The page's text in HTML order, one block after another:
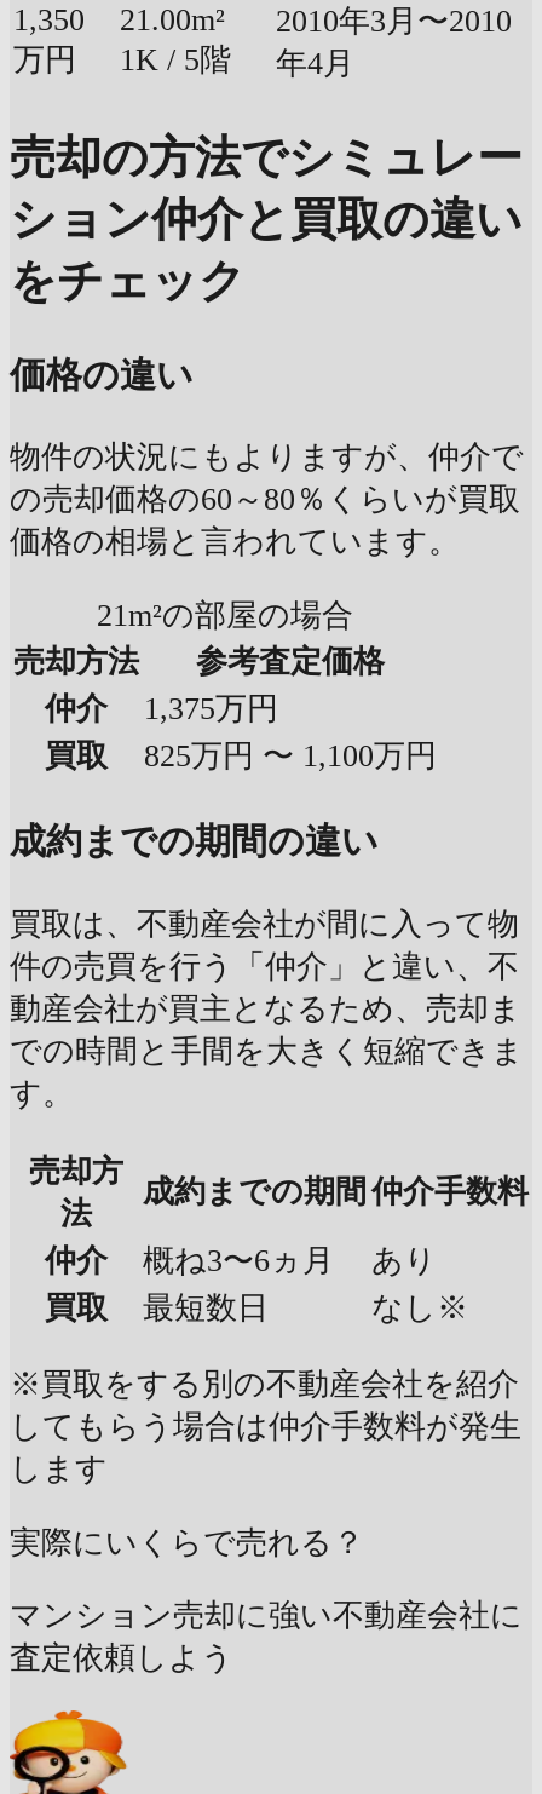
1,350
万円
21.00m²
1K / 5階
2010年3月〜2010
年4月
売却の方法でシミュレー
ション仲介と買取の違い
をチェック
価格の違い
物件の状況にもよりますが、仲介で
の売却価格の60～80％くらいが買取
価格の相場と言われています。
21m²の部屋の場合
売却方法
参考査定価格
仲介
1,375万円
買取
825万円 〜 1,100万円
成約までの期間の違い
買取は、不動産会社が間に入って物
件の売買を行う「仲介」と違い、不
動産会社が買主となるため、売却ま
での時間と手間を大きく短縮できま
す。
売却方
法
成約までの期間 仲介手数料
仲介
概ね3〜6ヵ月
あり
買取
最短数日 なし※
※買取をする別の不動産会社を紹介
してもらう場合は仲介手数料が発生
します
実際にいくらで売れる？
マンション売却に強い不動産会社に
査定依頼しよう